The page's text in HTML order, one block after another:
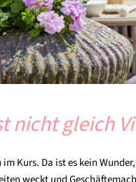
nicht gleich
Kurs. Da ist es kein